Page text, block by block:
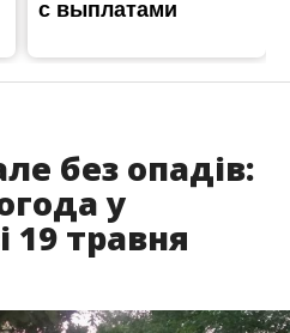
без опадів:
у
19 травня